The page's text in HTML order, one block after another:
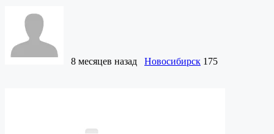
8 месяцев назад Новосибирск 175